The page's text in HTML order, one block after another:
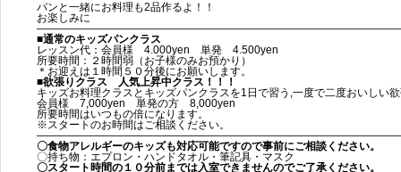
パンと一緒にお料理も2品作るよ！！
お楽しみに
■通常のキッズパンクラス
レッスン代：会員様 4.000yen 単発 4.500yen
所要時間：２時間弱（お子様のみお預かり）
＊お迎えは１時間５０分後にお願いします。
■欲張りクラス 人気上昇中クラス！！！
キッズお料理クラスとキッズパンクラスを1日で習う,一度で二度おいしい
会員様 7,000yen 単発の方 8,000yen
所要時間はいつもの倍になります。
※スタートのお時間はご相談ください。
〇食物アレルギーのキッズも対応可能ですので事前にご相談ください。
〇持ち物：エプロン・ハンドタオル・筆記具・マスク
〇スタート時間の１０分前までは入室できませんのでご了承ください。